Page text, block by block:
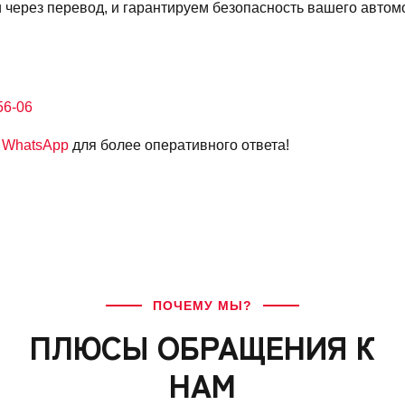
перевод, и гарантируем безопасность вашего
06
WhatsApp для более оперативного ответа!
ПОЧЕМУ МЫ?
ПЛЮСЫ ОБРАЩЕНИЯ К
НАМ